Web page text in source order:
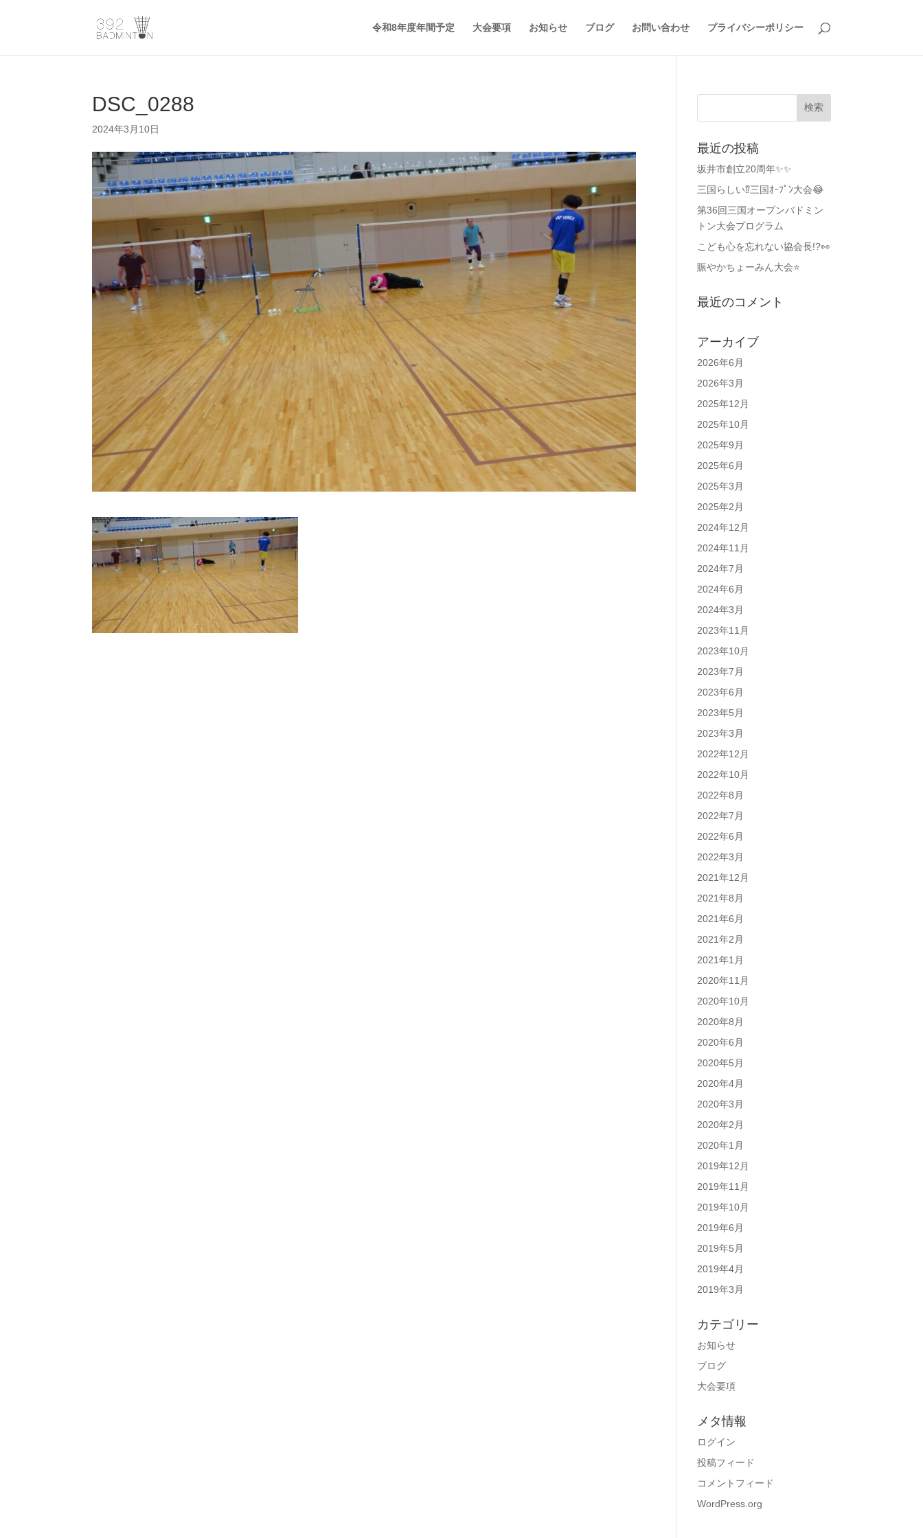
令和8年度年間予定 大会要項 お知らせ ブログ お問い合わせ プライバシーポリシー
DSC_0288
2024年3月10日
最近の投稿
坂井市創立20周年✨✨
三国らしい⁉️三国ｵｰﾌﾟﾝ大会😂
第36回三国オープンバドミン
トン大会プログラム
こども心を忘れない協会長!?👀
賑やかちょーみん大会⭐
最近のコメント
アーカイブ
2026年6月
2026年3月
2025年12月
2025年10月
2025年9月
2025年6月
2025年3月
2025年2月
2024年12月
2024年11月
2024年7月
2024年6月
2024年3月
2023年11月
2023年10月
2023年7月
2023年6月
2023年5月
2023年3月
2022年12月
2022年10月
2022年8月
2022年7月
2022年6月
2022年3月
2021年12月
2021年8月
2021年6月
2021年2月
2021年1月
2020年11月
2020年10月
2020年8月
2020年6月
2020年5月
2020年4月
2020年3月
2020年2月
2020年1月
2019年12月
2019年11月
2019年10月
2019年6月
2019年5月
2019年4月
2019年3月
カテゴリー
お知らせ
ブログ
大会要項
メタ情報
ログイン
投稿フィード
コメントフィード
WordPress.org